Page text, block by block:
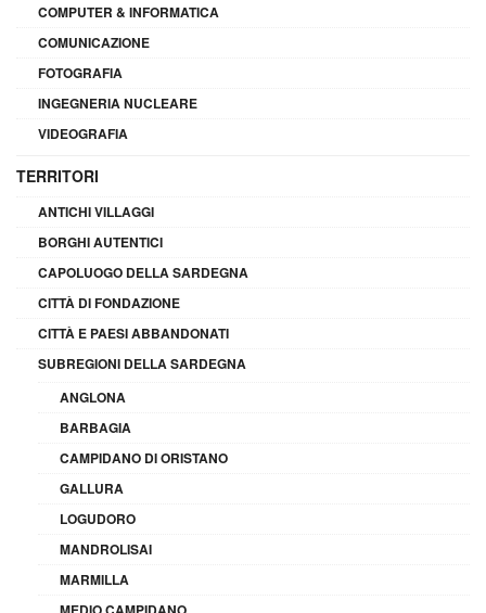
COMPUTER & INFORMATICA
COMUNICAZIONE
FOTOGRAFIA
INGEGNERIA NUCLEARE
VIDEOGRAFIA
TERRITORI
ANTICHI VILLAGGI
BORGHI AUTENTICI
CAPOLUOGO DELLA SARDEGNA
CITTÀ DI FONDAZIONE
CITTÀ E PAESI ABBANDONATI
SUBREGIONI DELLA SARDEGNA
ANGLONA
BARBAGIA
CAMPIDANO DI ORISTANO
GALLURA
LOGUDORO
MANDROLISAI
MARMILLA